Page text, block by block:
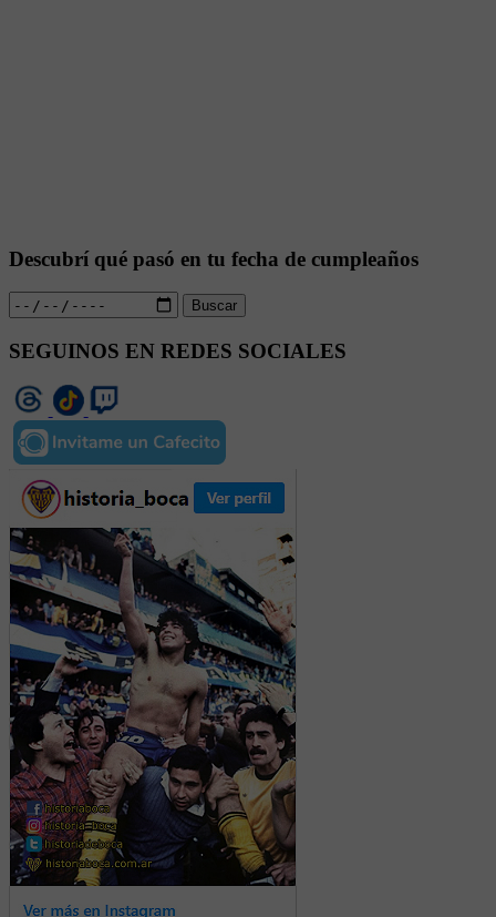
Descubrí qué pasó en tu fecha de cumpleaños
Buscar
SEGUINOS EN REDES SOCIALES